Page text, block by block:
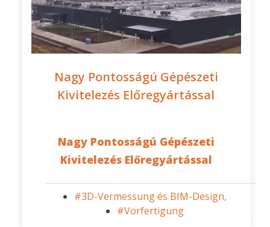
Nagy Pontosságú Gépészeti
Kivitelezés Előregyártással
Nagy Pontosságú Gépészeti
Kivitelezés Előregyártással
#3D-Vermessung és BIM-Design,
#Vorfertigung